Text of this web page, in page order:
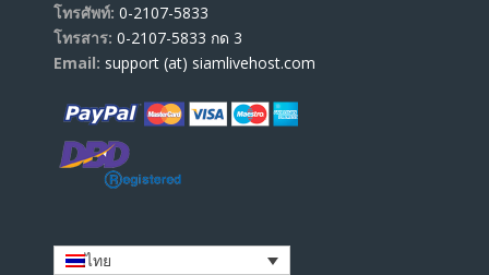
โทรศัพท์: 0-2107-5833
โทรสาร: 0-2107-5833 กด 3
Email: support (at) siamlivehost.com
ไทย